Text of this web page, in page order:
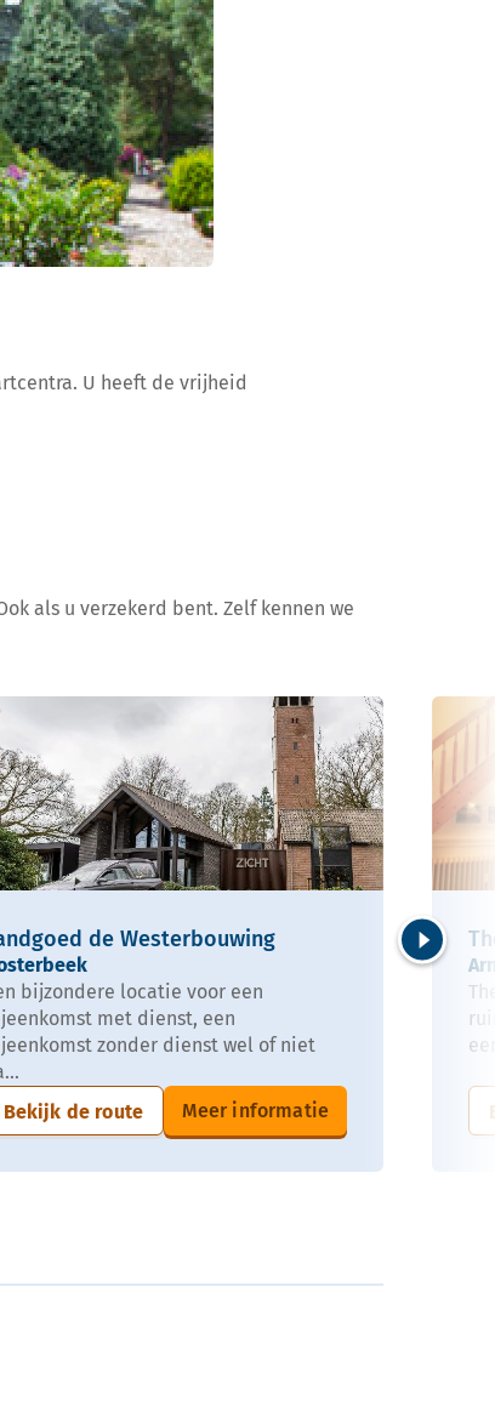
U heeft de vrijheid
als u verzekerd bent. Zelf kennen we
de Westerbouwing
bijzondere locatie voor een
met dienst, een
zonder dienst wel of niet
Bekijk de route
Meer informatie
Volgende